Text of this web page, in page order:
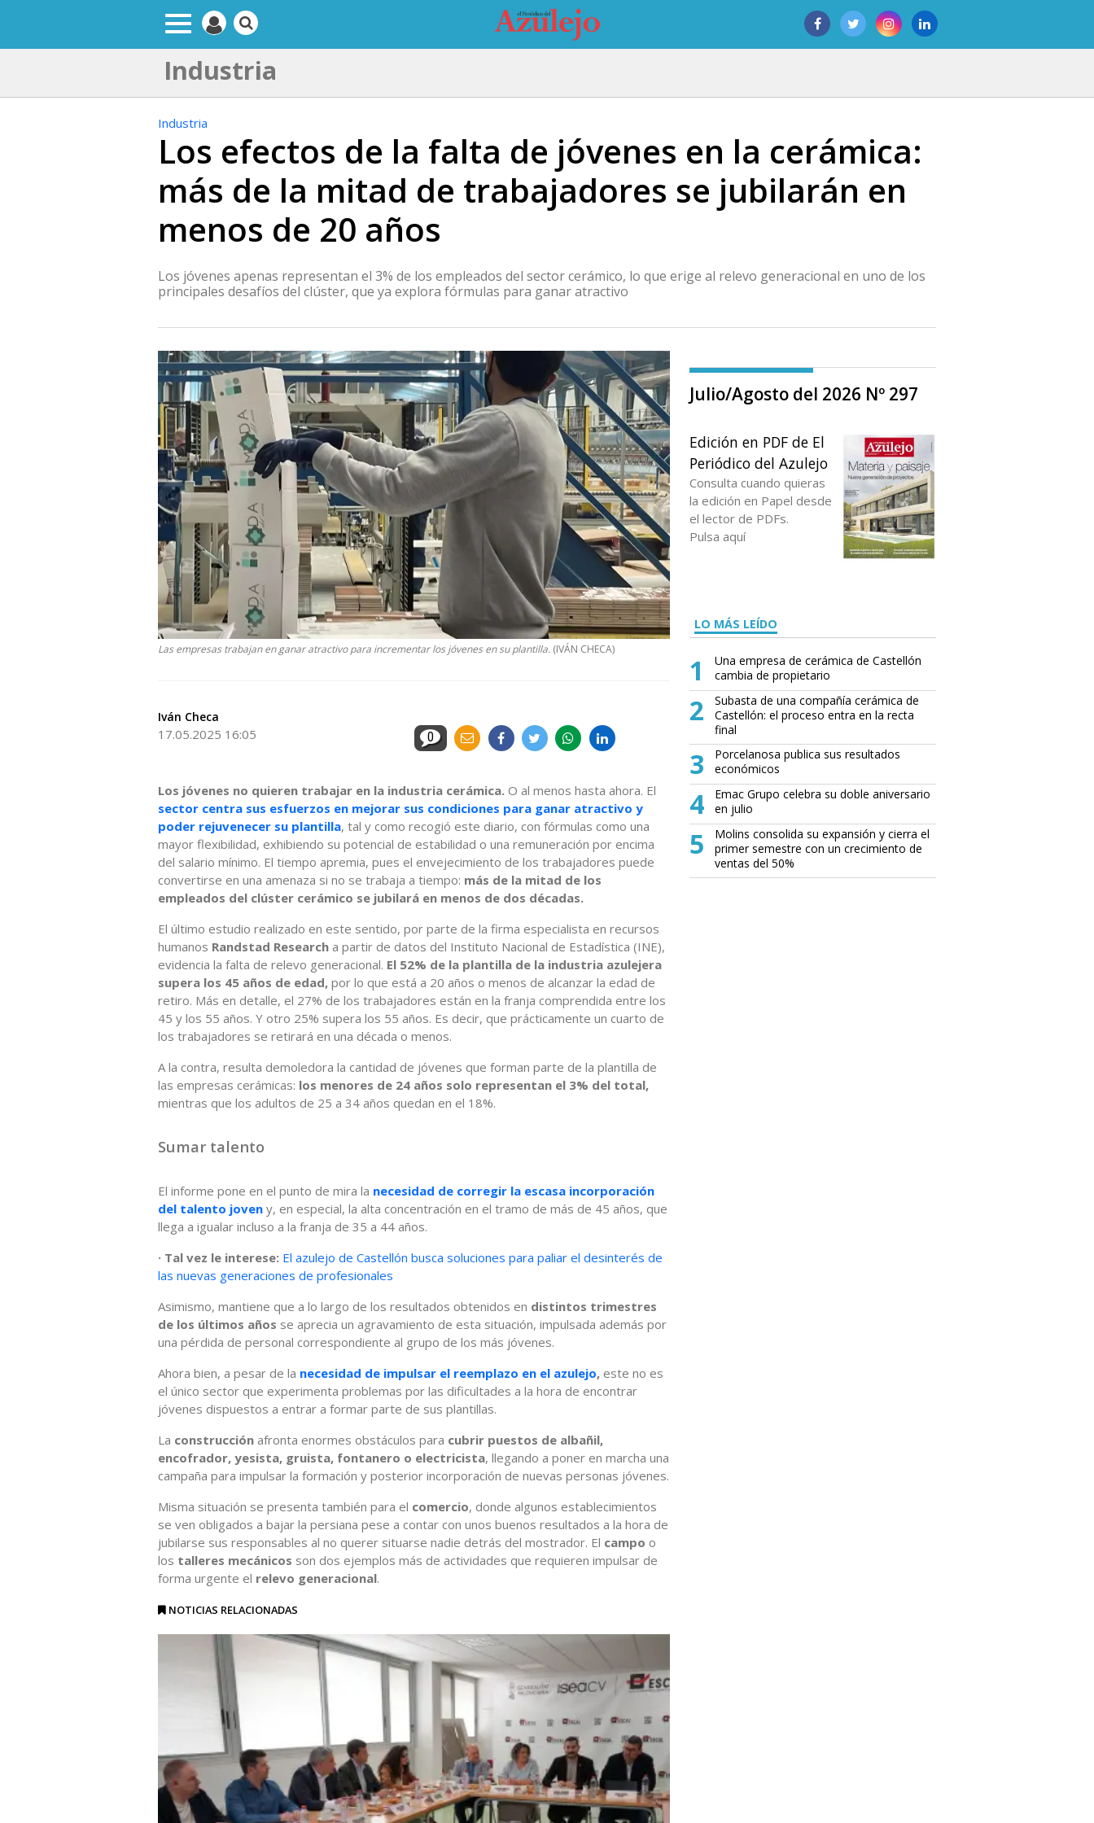
Industria
Industria
Los efectos de la falta de jóvenes en la cerámica:
más de la mitad de trabajadores se jubilarán en
menos de 20 años
Los jóvenes apenas representan el 3% de los empleados del sector cerámico, lo que erige al relevo generacional en uno de los
principales desafíos del clúster, que ya explora fórmulas para ganar atractivo
Las empresas trabajan en ganar atractivo para incrementar los jóvenes en su plantilla. (IVÁN CHECA)
Iván Checa
17.05.2025 16:05 0
Los jóvenes no quieren trabajar en la industria cerámica. O al menos hasta ahora. El
sector centra sus esfuerzos en mejorar sus condiciones para ganar atractivo y
poder rejuvenecer su plantilla, tal y como recogió este diario, con fórmulas como una
mayor flexibilidad, exhibiendo su potencial de estabilidad o una remuneración por encima
del salario mínimo. El tiempo apremia, pues el envejecimiento de los trabajadores puede
convertirse en una amenaza si no se trabaja a tiempo: más de la mitad de los
empleados del clúster cerámico se jubilará en menos de dos décadas.
El último estudio realizado en este sentido, por parte de la firma especialista en recursos
humanos Randstad Research a partir de datos del Instituto Nacional de Estadística (INE),
evidencia la falta de relevo generacional. El 52% de la plantilla de la industria azulejera
supera los 45 años de edad, por lo que está a 20 años o menos de alcanzar la edad de
retiro. Más en detalle, el 27% de los trabajadores están en la franja comprendida entre los
45 y los 55 años. Y otro 25% supera los 55 años. Es decir, que prácticamente un cuarto de
los trabajadores se retirará en una década o menos.
A la contra, resulta demoledora la cantidad de jóvenes que forman parte de la plantilla de
las empresas cerámicas: los menores de 24 años solo representan el 3% del total,
mientras que los adultos de 25 a 34 años quedan en el 18%.
Sumar talento
El informe pone en el punto de mira la necesidad de corregir la escasa incorporación
del talento joven y, en especial, la alta concentración en el tramo de más de 45 años, que
llega a igualar incluso a la franja de 35 a 44 años.
· Tal vez le interese: El azulejo de Castellón busca soluciones para paliar el desinterés de
las nuevas generaciones de profesionales
Asimismo, mantiene que a lo largo de los resultados obtenidos en distintos trimestres
de los últimos años se aprecia un agravamiento de esta situación, impulsada además por
una pérdida de personal correspondiente al grupo de los más jóvenes.
Ahora bien, a pesar de la necesidad de impulsar el reemplazo en el azulejo, este no es
el único sector que experimenta problemas por las dificultades a la hora de encontrar
jóvenes dispuestos a entrar a formar parte de sus plantillas.
La construcción afronta enormes obstáculos para cubrir puestos de albañil,
encofrador, yesista, gruista, fontanero o electricista, llegando a poner en marcha una
campaña para impulsar la formación y posterior incorporación de nuevas personas jóvenes.
Misma situación se presenta también para el comercio, donde algunos establecimientos
se ven obligados a bajar la persiana pese a contar con unos buenos resultados a la hora de
jubilarse sus responsables al no querer situarse nadie detrás del mostrador. El campo o
los talleres mecánicos son dos ejemplos más de actividades que requieren impulsar de
forma urgente el relevo generacional.
NOTICIAS RELACIONADAS
Julio/Agosto del 2026 Nº 297
Edición en PDF de El
Periódico del Azulejo
Consulta cuando quieras
la edición en Papel desde
el lector de PDFs.
Pulsa aquí
LO MÁS LEÍDO
1
Una empresa de cerámica de Castellón
cambia de propietario
2
Subasta de una compañía cerámica de
Castellón: el proceso entra en la recta
final
3
Porcelanosa publica sus resultados
económicos
4
Emac Grupo celebra su doble aniversario
en julio
5
Molins consolida su expansión y cierra el
primer semestre con un crecimiento de
ventas del 50%